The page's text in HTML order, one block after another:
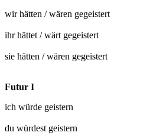
wir hätten / wären gegeistert
ihr hättet / wärt gegeistert
sie hätten / wären gegeistert
Futur I
ich würde geistern
du würdest geistern